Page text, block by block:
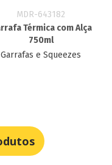
MDR-643182
Térmica com Alça
750ml
Garrafas e Squeezes